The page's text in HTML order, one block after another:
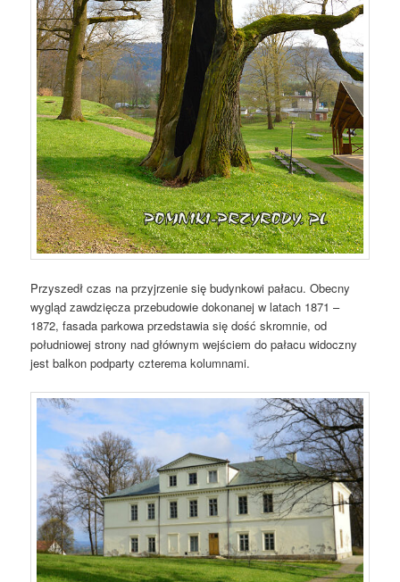
Przyszedł czas na przyjrzenie się budynkowi pałacu. Obecny
wygląd zawdzięcza przebudowie dokonanej w latach 1871 –
1872, fasada parkowa przedstawia się dość skromnie, od
południowej strony nad głównym wejściem do pałacu widoczny
jest balkon podparty czterema kolumnami.